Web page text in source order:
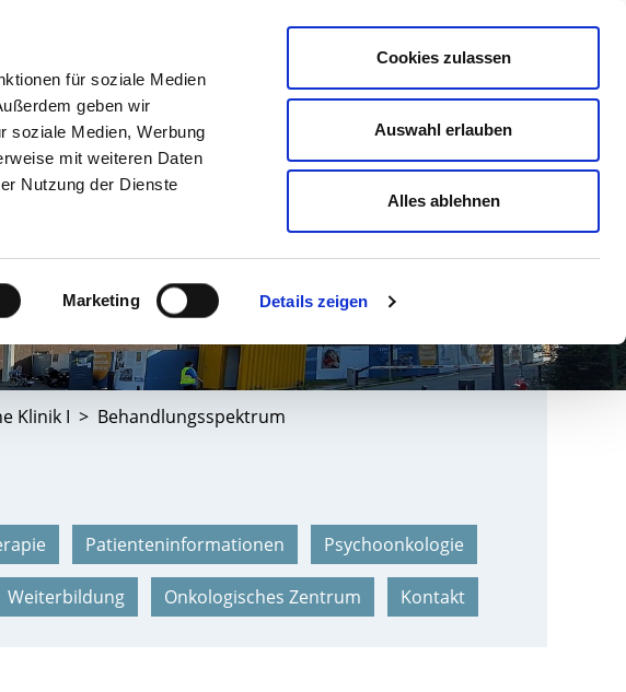
für soziale Medien
geben wir
soziale Medien, Werbung
mit weiteren Daten
Nutzung der Dienste
Marketing Details zeigen
Cookies zulassen
Auswahl erlauben
Alles ablehnen
Leichte Sprache Kontrast
KARRIERE & AUSBILDUNG GESUNDHEIT NORD Suche
Klinik I Behandlungsspektrum
Patienteninformationen Psychoonkologie
Weiterbildung Onkologisches Zentrum Kontakt